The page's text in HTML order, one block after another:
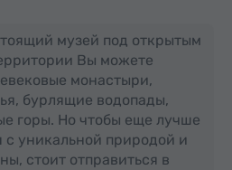
музей под открытым
Вы можете
монастыри,
бурлящие водопады,
горы. Но чтобы еще лучше
с уникальной природой и
стоит отправиться в